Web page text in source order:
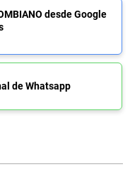
desde Google
de Whatsapp